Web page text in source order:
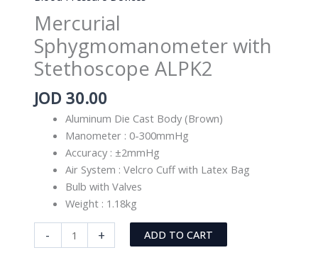
Mercurial
Sphygmomanometer with
Stethoscope ALPK2
JOD 30.00
Aluminum Die Cast Body (Brown)
Manometer : 0-300mmHg
Accuracy : ±2mmHg
Air System : Velcro Cuff with Latex Bag
Bulb with Valves
Weight : 1.18kg
-
Mercurial
Sphygmomanometer
+ ADD TO CART